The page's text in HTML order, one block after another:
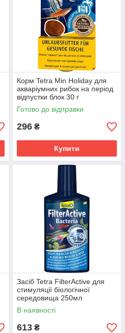
Корм Tetra Min Holiday для
акваріумних рибок на період
відпустки блок 30 г
Готово до відправки
296 ₴
Купити
Засіб Tetra FilterActive для
стимуляції біологічної
середовища 250мл
В наявності
613 ₴